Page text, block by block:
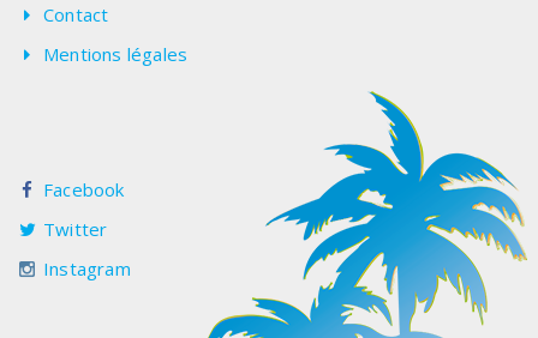
Contact
Mentions légales
Facebook
Twitter
Instagram